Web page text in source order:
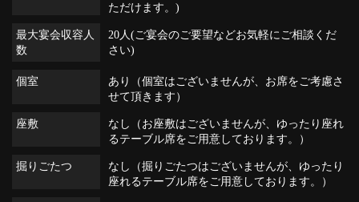
ただけます。)
最大宴会収容人
数
20人(ご宴会のご要望などお気軽にご相談くだ
さい)
個室
あり（個室はございませんが、お席をご考慮さ
せて頂きます）
座敷
なし（お座敷はございませんが、ゆったり座れ
るテーブル席をご用意しております。）
掘りごたつ
なし（掘りごたつはございませんが、ゆったり
座れるテーブル席をご用意しております。）